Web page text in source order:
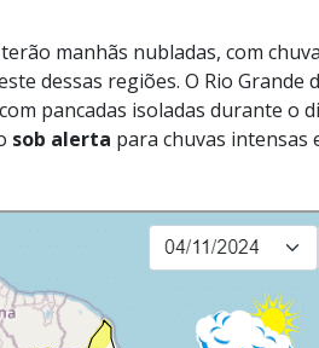
manhãs nubladas, com
dessas regiões. O Rio Grande
pancadas isoladas durante o
sob alerta para chuvas intensas